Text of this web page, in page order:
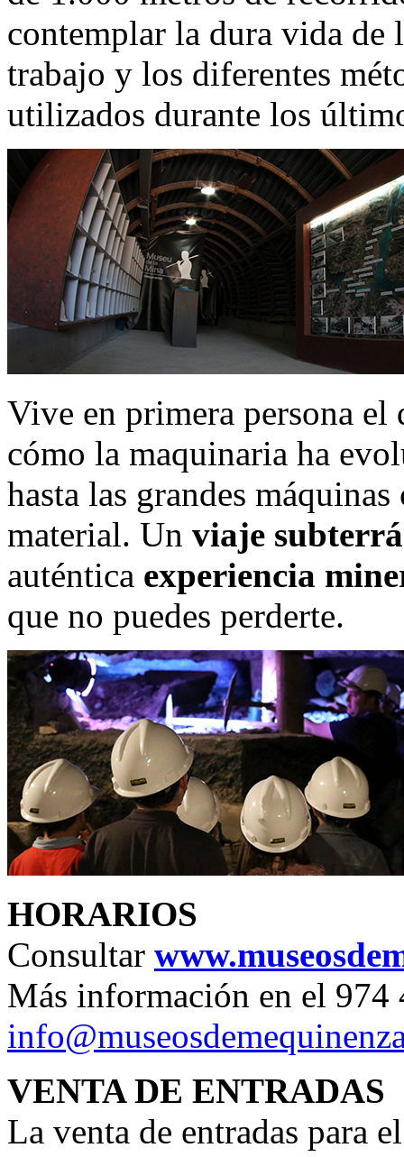
contemplar la dura vida de
trabajo y los diferentes
utilizados durante los
Vive en primera persona
cómo la maquinaria ha
hasta las grandes
material. Un viaje
auténtica experiencia
que no puedes perderte.
HORARIOS
Consultar
Más información en el 974
VENTA DE ENTRADAS
La venta de entradas para